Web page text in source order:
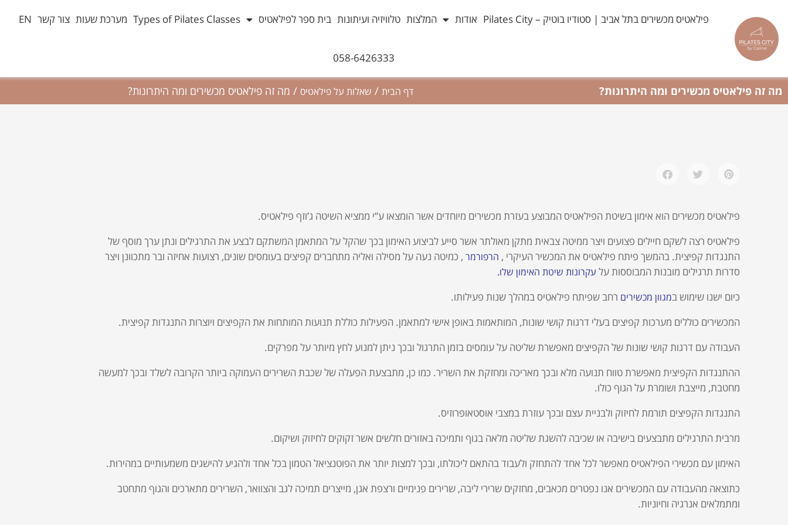
לתוכן
פילאטיס מכשירים בתל אביב | סטודיו בוטיק – Pilates City אודות המלצות טלוויזיה ועיתונות בית ספר לפילאטיס Types of Pilates Classes מערכת שעות צור קשר EN
058-6426333
מה זה פילאטיס מכשירים ומה היתרונות? דף הבית / שאלות על פילאטיס / מה זה פילאטיס מכשירים ומה היתרונות?
פילאטיס מכשירים הוא אימון בשיטת הפילאטיס המבוצע בעזרת מכשירים מיוחדים אשר הומצאו ע”י ממציא השיטה ג’וזף פילאטיס.
פילאטיס רצה לשקם חיילים פצועים ויצר ממיטה צבאית מתקן מאולתר אשר סייע לביצוע האימון בכך שהקל על המתאמן המשתקם לבצע את התרגילים ונתן ערך מוסף של
התנגדות קפיצית. בהמשך פיתח פילאטיס את המכשיר העיקרי , הרפורמר , כמיטה נעה על מסילה ואליה מתחברים קפיצים בעומסים שונים, רצועות אחיזה ובר מתכוונן ויצר
סדרות תרגילים מובנות המבוססות על עקרונות שיטת האימון שלו.
כיום ישנו שימוש במגוון מכשירים רחב שפיתח פילאטיס במהלך שנות פעילותו.
המכשירים כוללים מערכות קפיצים בעלי דרגות קושי שונות, המותאמות באופן אישי למתאמן. הפעילות כוללת תנועות המותחות את הקפיצים ויוצרות התנגדות קפיצית.
העבודה עם דרגות קושי שונות של הקפיצים מאפשרת שליטה על עומסים בזמן התרגול ובכך ניתן למנוע לחץ מיותר על מפרקים.
ההתנגדות הקפיצית מאפשרת טווח תנועה מלא ובכך מאריכה ומחזקת את השריר. כמו כן, מתבצעת הפעלה של שכבת השרירים העמוקה ביותר הקרובה לשלד ובכך למעשה
מחטבת, מייצבת ושומרת על הגוף כולו.
התנגדות הקפיצים תורמת לחיזוק ולבניית עצם ובכך עוזרת במצבי אוסטאופרוזיס.
מרבית התרגילים מתבצעים בישיבה או שכיבה להשגת שליטה מלאה בגוף ותמיכה באזורים חלשים אשר זקוקים לחיזוק ושיקום.
האימון עם מכשירי הפילאטיס מאפשר לכל אחד להתחזק ולעבוד בהתאם ליכולתו, ובכך למצות יותר את הפוטנציאל הטמון בכל אחד ולהגיע להישגים משמעותיים במהירות.
כתוצאה מהעבודה עם המכשירים אנו נפטרים מכאבים, מחזקים שרירי ליבה, שרירים פנימיים ורצפת אגן, מייצרים תמיכה לגב והצוואר, השרירים מתארכים והגוף מתחטב
ומתמלאים אנרגיה וחיוניות.